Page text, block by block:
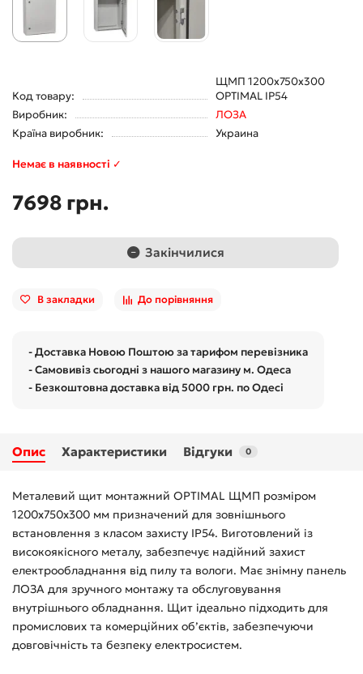
Код товару:
ЩМП 1200х750х300
OPTIMAL IP54
Виробник:
ЛОЗА
Країна виробник:
Украина
Немає в наявності ✓
7698 грн.
Закінчилися
В закладки До порівняння
- Доставка Новою Поштою за тарифом перевізника
- Самовивіз сьогодні з нашого магазину м. Одеса
- Безкоштовна доставка від 5000 грн. по Одесі
Опис Характеристики Відгуки 0
Металевий щит монтажний OPTIMAL ЩМП розміром
1200х750х300 мм призначений для зовнішнього
встановлення з класом захисту IP54. Виготовлений із
високоякісного металу, забезпечує надійний захист
електрообладнання від пилу та вологи. Має знімну панель
ЛОЗА для зручного монтажу та обслуговування
внутрішнього обладнання. Щит ідеально підходить для
промислових та комерційних об’єктів, забезпечуючи
довговічність та безпеку електросистем.